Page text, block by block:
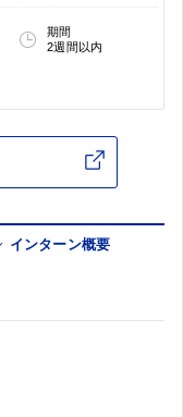
期間
2週間以内
インターン概要